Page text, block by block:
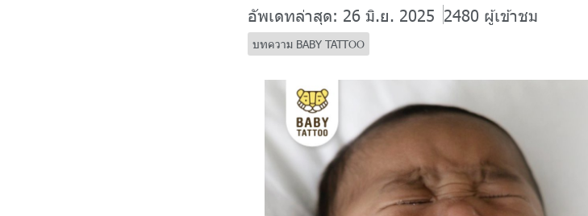
อัพเดทล่าสุด: 26 มิ.ย. 2025 2480 ผู้เข้าชม
บทความ BABY TATTOO